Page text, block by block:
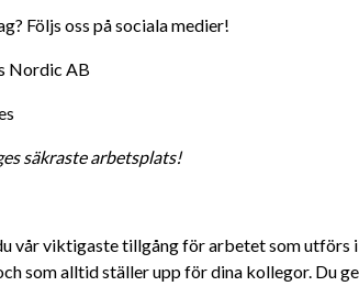
Följs oss på sociala medier!
Nordic AB
säkraste arbetsplats!
vår viktigaste tillgång för arbetet som utförs
som alltid ställer upp för dina kollegor. Du